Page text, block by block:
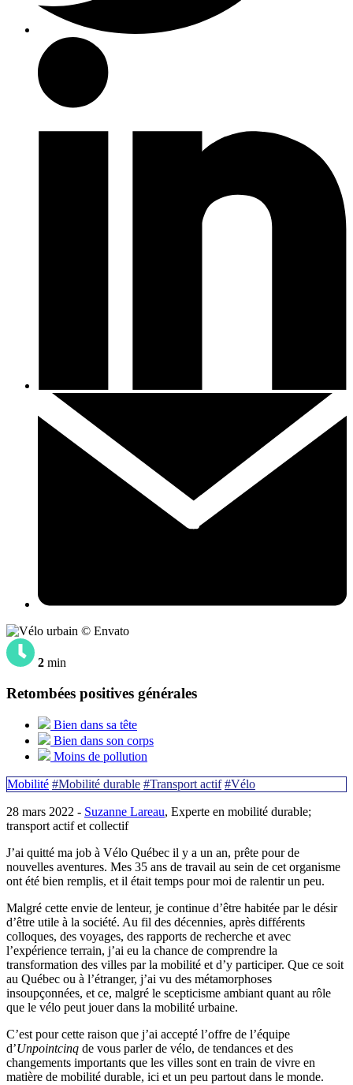
© Envato
2 min
Retombées positives générales
Bien dans sa tête
Bien dans son corps
Moins de pollution
Mobilité #Mobilité durable #Transport actif #Vélo
28 mars 2022 - Suzanne Lareau, Experte en mobilité durable;
transport actif et collectif
J’ai quitté ma job à Vélo Québec il y a un an, prête pour de
nouvelles aventures. Mes 35 ans de travail au sein de cet organisme
ont été bien remplis, et il était temps pour moi de ralentir un peu.
Malgré cette envie de lenteur, je continue d’être habitée par le désir
d’être utile à la société. Au fil des décennies, après différents
colloques, des voyages, des rapports de recherche et avec
l’expérience terrain, j’ai eu la chance de comprendre la
transformation des villes par la mobilité et d’y participer. Que ce soit
au Québec ou à l’étranger, j’ai vu des métamorphoses
insoupçonnées, et ce, malgré le scepticisme ambiant quant au rôle
que le vélo peut jouer dans la mobilité urbaine.
C’est pour cette raison que j’ai accepté l’offre de l’équipe
d’Unpointcinq de vous parler de vélo, de tendances et des
changements importants que les villes sont en train de vivre en
matière de mobilité durable, ici et un peu partout dans le monde.